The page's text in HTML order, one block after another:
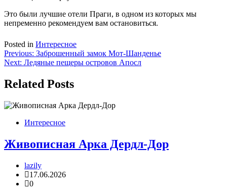
Это были лучшие отели Праги, в одном из которых мы
непременно рекомендуем вам остановиться.
Posted in Интересное
Навигация
по
записям
Previous: Заброшенный замок Мот-Шанденье
Next: Ледяные пещеры островов Апосл
Related Posts
Интересное
Живописная Арка Дердл-Дор
lazily
17.06.2026
0